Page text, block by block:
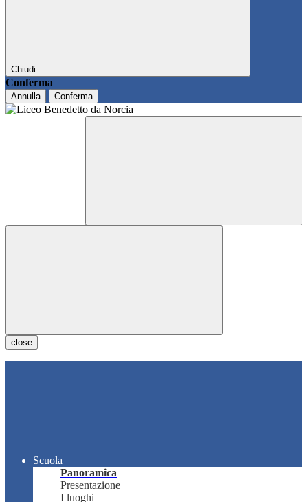
Chiudi
Conferma
Annulla Conferma
close
Scuola
Panoramica
Presentazione
I luoghi